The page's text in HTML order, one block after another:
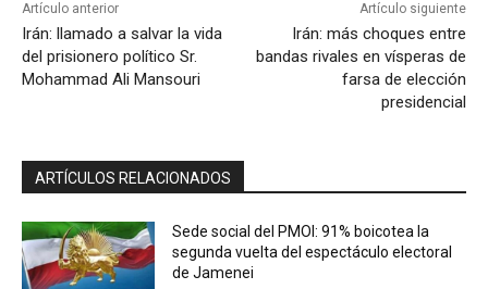
Artículo anterior
Irán: llamado a salvar la vida
del prisionero político Sr.
Mohammad Ali Mansouri
Artículo siguiente
Irán: más choques entre
bandas rivales en vísperas de
farsa de elección
presidencial
ARTÍCULOS RELACIONADOS
Sede social del PMOI: 91% boicotea la
segunda vuelta del espectáculo electoral
de Jamenei